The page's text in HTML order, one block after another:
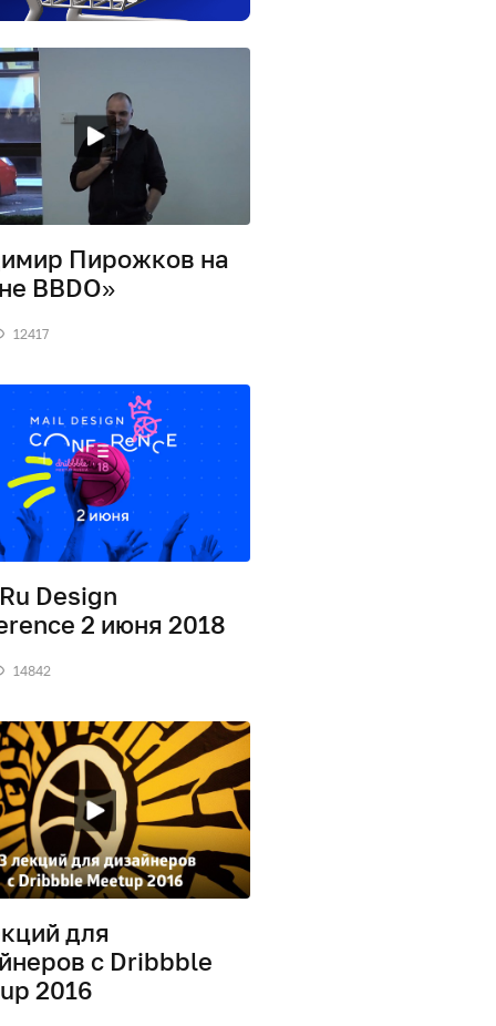
Пирожков на
BBDO»
12417
Design
2 июня 2018
14842
для
с Dribbble
2016